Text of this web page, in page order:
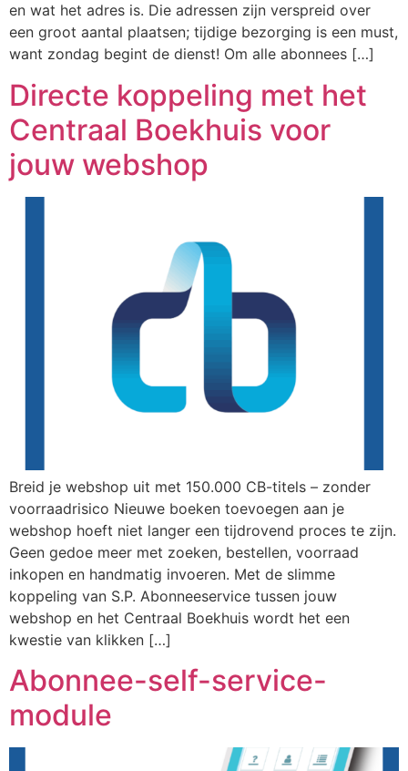
en wat het adres is. Die adressen zijn verspreid over
een groot aantal plaatsen; tijdige bezorging is een must,
want zondag begint de dienst! Om alle abonnees […]
Directe koppeling met het
Centraal Boekhuis voor
jouw webshop
Breid je webshop uit met 150.000 CB-titels – zonder
voorraadrisico Nieuwe boeken toevoegen aan je
webshop hoeft niet langer een tijdrovend proces te zijn.
Geen gedoe meer met zoeken, bestellen, voorraad
inkopen en handmatig invoeren. Met de slimme
koppeling van S.P. Abonneeservice tussen jouw
webshop en het Centraal Boekhuis wordt het een
kwestie van klikken […]
Abonnee-self-service-
module